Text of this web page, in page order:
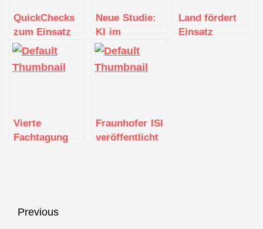
QuickChecks
zum Einsatz
von Edge KI
Unternehmen
Neue Studie:
KI im
Mittelstand
Land fördert
Einsatz
Vierte
Fachtagung
„Textil
Fraunhofer ISI
veröffentlicht
Beitragsnavigation
Previous